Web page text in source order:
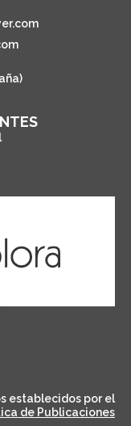
establecidos por el
de Publicaciones